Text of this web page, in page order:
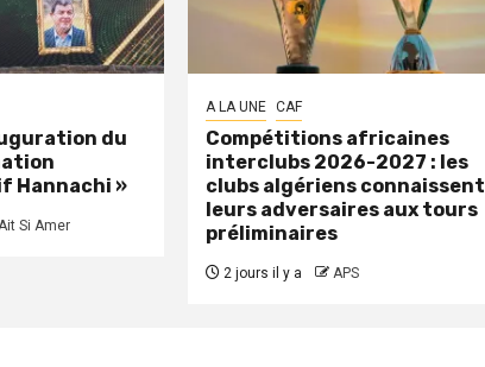
du
Hannachi »
Si Amer
A LA UNE CAF
Compétitions africaines
interclubs 2026-2027 : les
clubs algériens connaissent
leurs adversaires aux tours
préliminaires
2 jours il y a APS